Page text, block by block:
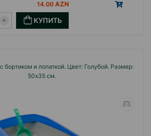
14.00
КУПИТЬ
бортиком и лопаткой. Цвет: Голубой. Размер:
50х35 см.